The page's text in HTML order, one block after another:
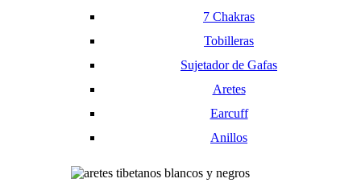
7 Chakras
Tobilleras
Sujetador de Gafas
Aretes
Earcuff
Anillos